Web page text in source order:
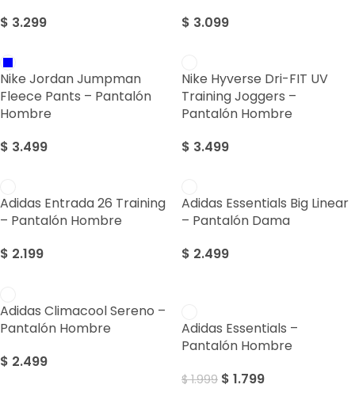
$ 3.299
$ 3.099
Nike Jordan Jumpman
Fleece Pants – Pantalón
Hombre
$ 3.499
Nike Hyverse Dri-FIT UV
Training Joggers –
Pantalón Hombre
$ 3.499
Adidas Entrada 26 Training
– Pantalón Hombre
$ 2.199
Adidas Essentials Big Linear
– Pantalón Dama
$ 2.499
Adidas Climacool Sereno –
Pantalón Hombre
$ 2.499
Adidas Essentials –
Pantalón Hombre
$1.999 $ 1.799